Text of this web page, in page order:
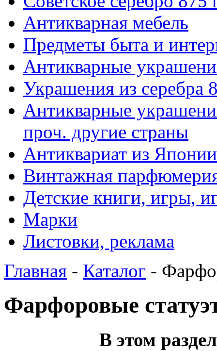
Антикварная мебель
Предметы быта и
Антикварные
Украшения из серебра
Антикварные
проч. другие страны
Антиквариат из
Винтажная
Детские книги, игры,
Марки
Листовки, реклама
Главная - Каталог -
Фарфоровые
В этом